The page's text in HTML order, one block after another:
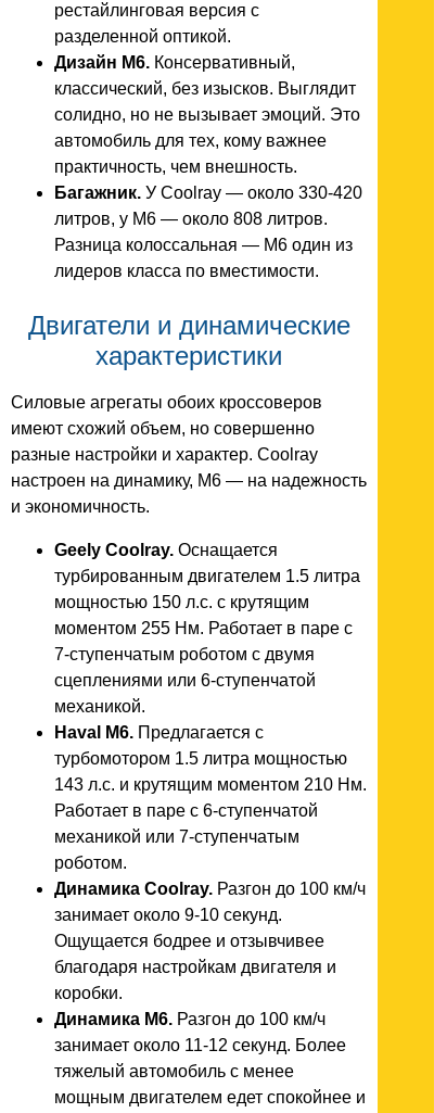
рестайлинговая версия с
разделенной оптикой.
Дизайн M6. Консервативный,
классический, без изысков. Выглядит
солидно, но не вызывает эмоций. Это
автомобиль для тех, кому важнее
практичность, чем внешность.
Багажник. У Coolray — около 330-420
литров, у M6 — около 808 литров.
Разница колоссальная — M6 один из
лидеров класса по вместимости.
Двигатели и динамические
характеристики
Силовые агрегаты обоих кроссоверов
имеют схожий объем, но совершенно
разные настройки и характер. Coolray
настроен на динамику, M6 — на надежность
и экономичность.
Geely Coolray. Оснащается
турбированным двигателем 1.5 литра
мощностью 150 л.с. с крутящим
моментом 255 Нм. Работает в паре с
7-ступенчатым роботом с двумя
сцеплениями или 6-ступенчатой
механикой.
Haval M6. Предлагается с
турбомотором 1.5 литра мощностью
143 л.с. и крутящим моментом 210 Нм.
Работает в паре с 6-ступенчатой
механикой или 7-ступенчатым
роботом.
Динамика Coolray. Разгон до 100 км/ч
занимает около 9-10 секунд.
Ощущается бодрее и отзывчивее
благодаря настройкам двигателя и
коробки.
Динамика M6. Разгон до 100 км/ч
занимает около 11-12 секунд. Более
тяжелый автомобиль с менее
мощным двигателем едет спокойнее и